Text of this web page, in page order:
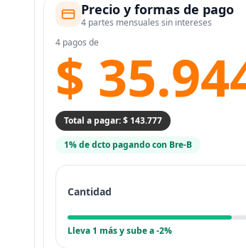
Precio y formas de pago
4 partes mensuales sin intereses
4 pagos de
$
Total a pagar: $ 143.777
1% de dcto pagando con Bre-B
Cantidad
Lleva 1 más y sube a -2%